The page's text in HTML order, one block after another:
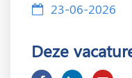
23-06-2026
Deze